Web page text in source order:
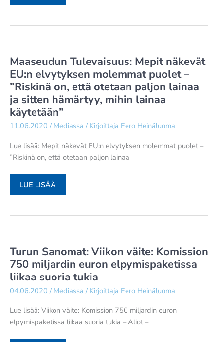
TULEVAISUUS:
VIDEOLTA
AJATTELEVAT
EU:N
KASVAVISTA
METSÄVASTUISTA
–
SUOMEN
HE
HEHKUTTIVAT
KESTÄVIMMÄKSI,
MUTTA
TUNTEE
Maaseudun Tulevaisuus: Mepit näkevät
EU:n elvytyksen molemmat puolet –
”Riskinä on, että otetaan paljon lainaa
ja sitten hämärtyy, mihin lainaa
käytetään”
11.06.2020 / Mediassa / Kirjoittaja Eero Heinäluoma
Lue lisää: Mepit näkevät EU:n elvytyksen molemmat puolet –
”Riskinä on, että otetaan paljon lainaa
MAASEUDUN
TULEVAISUUS:
NÄKEVÄT
MOLEMMAT
PUOLET
–
”RISKINÄ
ETTÄ
OTETAAN
PALJON
LUE LISÄÄ
Turun Sanomat: Viikon väite: Komission
750 miljardin euron elpymispaketissa
liikaa suoria tukia
04.06.2020 / Mediassa / Kirjoittaja Eero Heinäluoma
Lue lisää: Viikon väite: Komission 750 miljardin euron
elpymispaketissa liikaa suoria tukia – Aliot –